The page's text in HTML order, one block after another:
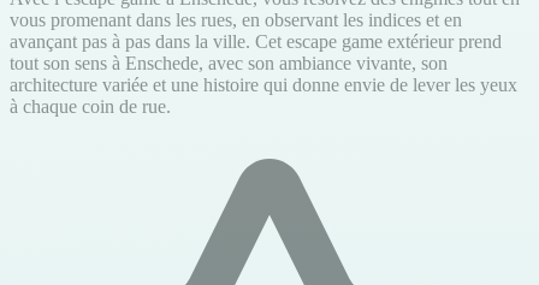
vous promenant dans les rues, en observant les indices et en
avançant pas à pas dans la ville. Cet escape game extérieur prend
tout son sens à Enschede, avec son ambiance vivante, son
architecture variée et une histoire qui donne envie de lever les yeux
à chaque coin de rue.